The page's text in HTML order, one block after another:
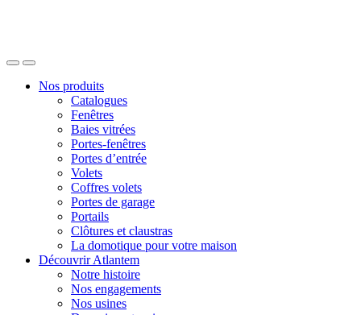
Nos produits
Catalogues
Fenêtres
Baies vitrées
Portes-fenêtres
Portes d’entrée
Volets
Coffres volets
Portes de garage
Portails
Clôtures et claustras
La domotique pour votre maison
Découvrir Atlantem
Notre histoire
Nos engagements
Nos usines